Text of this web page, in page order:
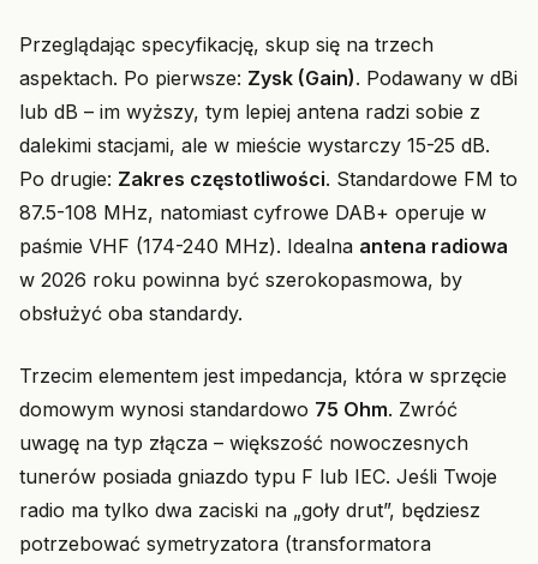
Przeglądając specyfikację, skup się na trzech
aspektach. Po pierwsze: Zysk (Gain). Podawany w dBi
lub dB – im wyższy, tym lepiej antena radzi sobie z
dalekimi stacjami, ale w mieście wystarczy 15-25 dB.
Po drugie: Zakres częstotliwości. Standardowe FM to
87.5-108 MHz, natomiast cyfrowe DAB+ operuje w
paśmie VHF (174-240 MHz). Idealna antena radiowa
w 2026 roku powinna być szerokopasmowa, by
obsłużyć oba standardy.
Trzecim elementem jest impedancja, która w sprzęcie
domowym wynosi standardowo 75 Ohm. Zwróć
uwagę na typ złącza – większość nowoczesnych
tunerów posiada gniazdo typu F lub IEC. Jeśli Twoje
radio ma tylko dwa zaciski na „goły drut”, będziesz
potrzebować symetryzatora (transformatora